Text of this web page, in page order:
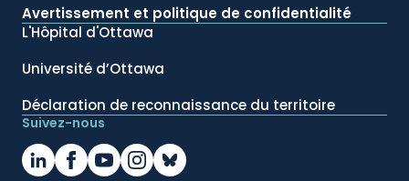
Avertissement et politique de confidentialité
L'Hôpital d'Ottawa
Université d’Ottawa
Déclaration de reconnaissance du territoire
Suivez-nous